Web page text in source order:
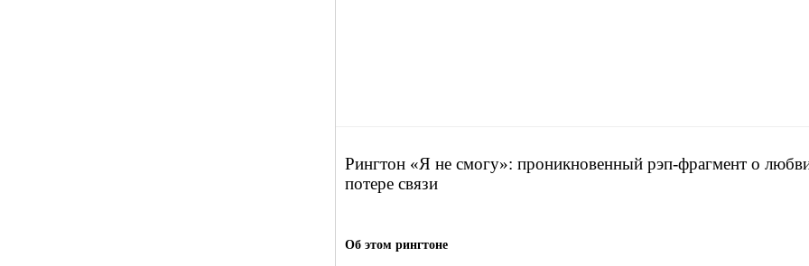
Рингтон «Я не смогу»: проникновенный рэп-фрагмент о
потере связи
Об этом рингтоне